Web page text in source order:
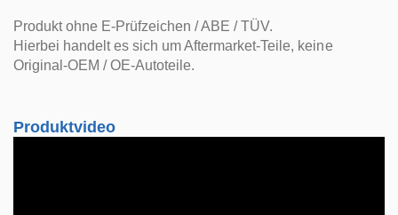
Produkt ohne E-Prüfzeichen / ABE / TÜV.
Hierbei handelt es sich um Aftermarket-Teile, keine
Original-OEM / OE-Autoteile.
Produktvideo